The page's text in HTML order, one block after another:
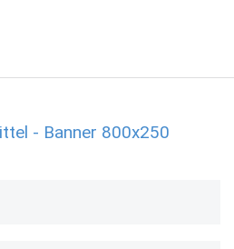
- Banner 800x250